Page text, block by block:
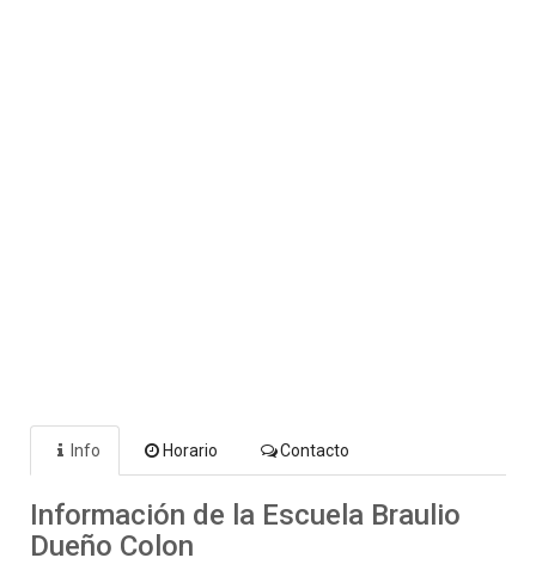
Info Horario Contacto
Información de la Escuela Braulio
Dueño Colon